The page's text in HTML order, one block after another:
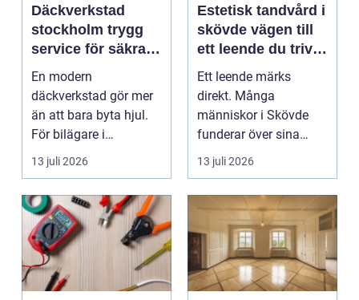
Däckverkstad
stockholm trygg
service för säkra
mil året runt
En modern
däckverkstad gör mer
än att bara byta hjul.
För bilägare i
Stockholm handlar
valet av däck...
13 juli 2026
Estetisk tandvård i
skövde vägen till
ett leende du trivs
med
Ett leende märks
direkt. Många
människor i Skövde
funderar över sina
tänder, men skjuter
upp att gör...
13 juli 2026